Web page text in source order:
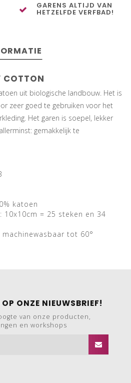
GARENS ALTIJD VAN
HETZELFDE VERFBAD!
COTTON
uit biologische landbouw. Het is
zeer goed te gebruiken voor het
Het garen is soepel, lekker
gemakkelijk te
katoen
10x10cm = 25 steken en 34
tot 60°
ONZE NIEUWSBRIEF!
van onze producten,
en workshops